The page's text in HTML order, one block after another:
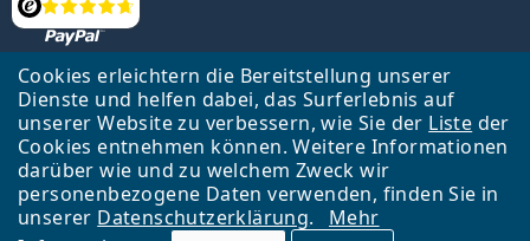
Cookies erleichtern die Bereitstellung unserer
Dienste und helfen dabei, das Surferlebnis auf
unserer Website zu verbessern, wie Sie der Liste der
Cookies entnehmen können. Weitere Informationen
darüber wie und zu welchem Zweck wir
personenbezogene Daten verwenden, finden Sie in
unserer Datenschutzerklärung.
Mehr
Bewertung
Zurück zur Hauptseite Nach oben
Français
Lentiamo s.r.o., Tschechien ist Eigentümer und Betreiber des Online-
Shops Lentiamo.ch
Seit 18 Jahren sind wir für Sie da.